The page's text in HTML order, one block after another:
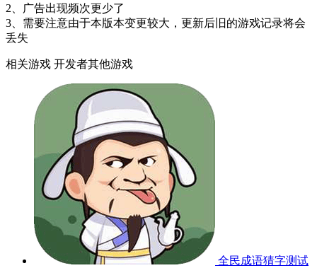
2、广告出现频次更少了
3、需要注意由于本版本变更较大，更新后旧的游戏记录将会
丢失
相关游戏 开发者其他游戏
全民成语猜字测试